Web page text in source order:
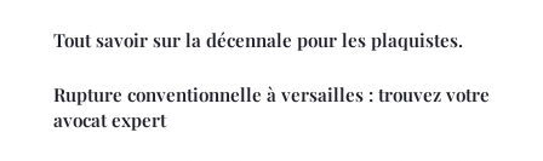
Tout savoir sur la décennale pour les plaquistes.
Rupture conventionnelle à versailles : trouvez votre
avocat expert